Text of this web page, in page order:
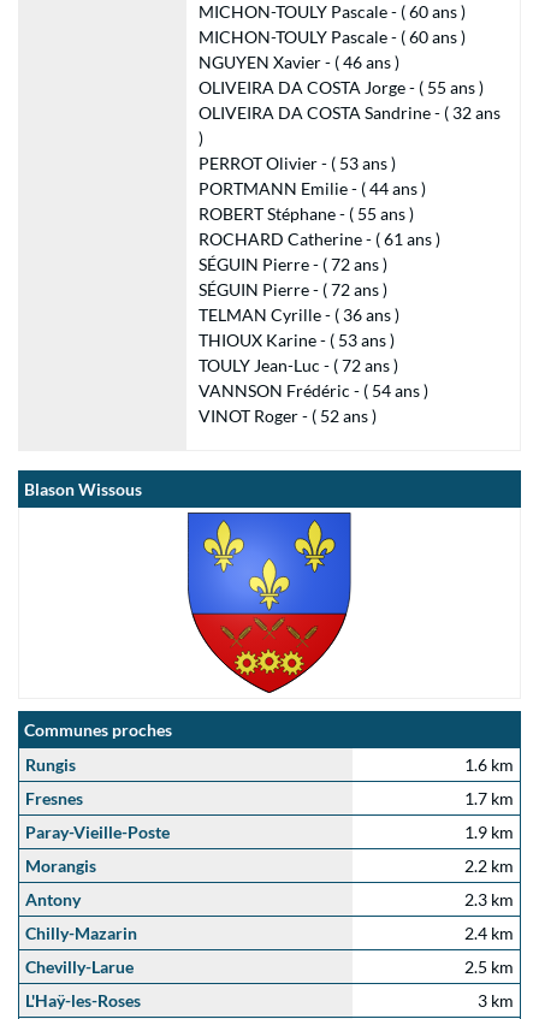
MICHON-TOULY Pascale - ( 60 ans )
MICHON-TOULY Pascale - ( 60 ans )
NGUYEN Xavier - ( 46 ans )
OLIVEIRA DA COSTA Jorge - ( 55 ans )
OLIVEIRA DA COSTA Sandrine - ( 32 ans
)
PERROT Olivier - ( 53 ans )
PORTMANN Emilie - ( 44 ans )
ROBERT Stéphane - ( 55 ans )
ROCHARD Catherine - ( 61 ans )
SÉGUIN Pierre - ( 72 ans )
SÉGUIN Pierre - ( 72 ans )
TELMAN Cyrille - ( 36 ans )
THIOUX Karine - ( 53 ans )
TOULY Jean-Luc - ( 72 ans )
VANNSON Frédéric - ( 54 ans )
VINOT Roger - ( 52 ans )
Blason Wissous
Communes proches
Rungis
1.6 km
Fresnes
1.7 km
Paray-Vieille-Poste
1.9 km
Morangis
2.2 km
Antony
2.3 km
Chilly-Mazarin
2.4 km
Chevilly-Larue
2.5 km
L'Haÿ-les-Roses
3 km